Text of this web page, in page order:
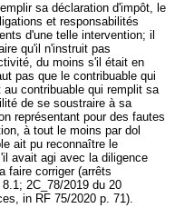
sa déclaration d'impôt, le
et responsabilités
d'une telle intervention; il
qu'il n'instruit pas
du moins s'il était en
pas que le contribuable qui
contribuable qui remplit sa
de se soustraire à sa
représentant pour des fautes
à tout le moins par dol
ait pu reconnaître le
avait agi avec la diligence
faire corriger (arrêts
2C_78/2019 du 20
in RF 75/2020 p. 71).